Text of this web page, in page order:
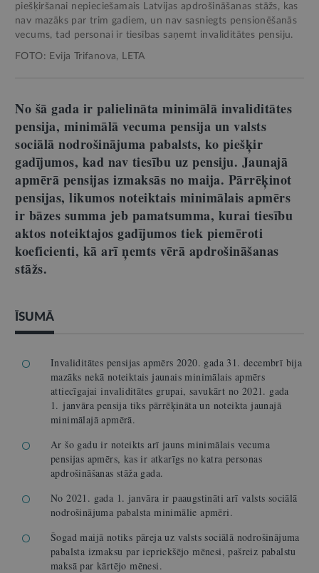
piešķiršanai nepieciešamais Latvijas apdrošināšanas stāžs, kas
nav mazāks par trim gadiem, un nav sasniegts pensionēšanās
vecums, tad personai ir tiesības saņemt invaliditātes pensiju.
FOTO: Evija Trifanova, LETA
No šā gada ir palielināta minimālā invaliditātes
pensija, minimālā vecuma pensija un valsts
sociālā nodrošinājuma pabalsts, ko piešķir
gadījumos, kad nav tiesību uz pensiju. Jaunajā
apmērā pensijas izmaksās no maija. Pārrēķinot
pensijas, likumos noteiktais minimālais apmērs
ir bāzes summa jeb pamatsumma, kurai tiesību
aktos noteiktajos gadījumos tiek piemēroti
koeficienti, kā arī ņemts vērā apdrošināšanas
stāžs.
ĪSUMĀ
Invaliditātes pensijas apmērs 2020. gada 31. decembrī bija
mazāks nekā noteiktais jaunais minimālais apmērs
attiecīgajai invaliditātes grupai, savukārt no 2021. gada
1. janvāra pensija tiks pārrēķināta un noteikta jaunajā
minimālajā apmērā.
Ar šo gadu ir noteikts arī jauns minimālais vecuma
pensijas apmērs, kas ir atkarīgs no katra personas
apdrošināšanas stāža gada.
No 2021. gada 1. janvāra ir paaugstināti arī valsts sociālā
nodrošinājuma pabalsta minimālie apmēri.
Šogad maijā notiks pāreja uz valsts sociālā nodrošinājuma
pabalsta izmaksu par iepriekšējo mēnesi, pašreiz pabalstu
maksā par kārtējo mēnesi.